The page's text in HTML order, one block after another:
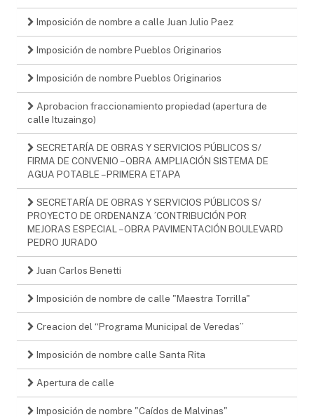
Imposición de nombre a calle Juan Julio Paez
Imposición de nombre Pueblos Originarios
Imposición de nombre Pueblos Originarios
Aprobacion fraccionamiento propiedad (apertura de
calle Ituzaingo)
SECRETARÍA DE OBRAS Y SERVICIOS PÚBLICOS S/
FIRMA DE CONVENIO – OBRA AMPLIACIÓN SISTEMA DE
AGUA POTABLE – PRIMERA ETAPA
SECRETARÍA DE OBRAS Y SERVICIOS PÚBLICOS S/
PROYECTO DE ORDENANZA ´CONTRIBUCIÓN POR
MEJORAS ESPECIAL – OBRA PAVIMENTACIÓN BOULEVARD
PEDRO JURADO
Juan Carlos Benetti
Imposición de nombre de calle "Maestra Torrilla"
Creacion del “Programa Municipal de Veredas”
Imposición de nombre calle Santa Rita
Apertura de calle
Imposición de nombre "Caídos de Malvinas"